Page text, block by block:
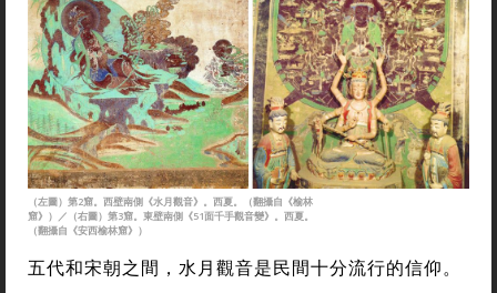
（左圖）第2窟。西壁南側《水月觀音》。西夏。（翻攝自《榆林
窟》）／（右圖）第3窟。東壁南側《51面千手觀音變》。西夏。
（翻攝自《安西榆林窟》）
五代和宋朝之間，水月觀音是民間十分流行的信仰。